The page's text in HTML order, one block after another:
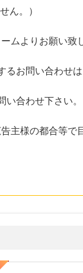
ん。）
ムよりお願い致
お問い合わせ
合わせ下さい。
主様の都合等で
属の無料査定